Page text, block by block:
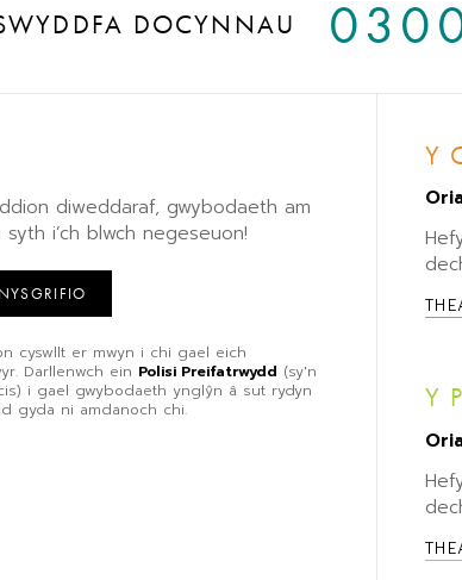
DOCYNNAU
diweddaraf, gwybodaeth am
i’ch blwch negeseuon!
cyswllt er mwyn i chi gael eich
Darllenwch ein Polisi Preifatrwydd (sy'n
i gael gwybodaeth ynglŷn â sut rydyn
gyda ni amdanoch chi.
Y
Y